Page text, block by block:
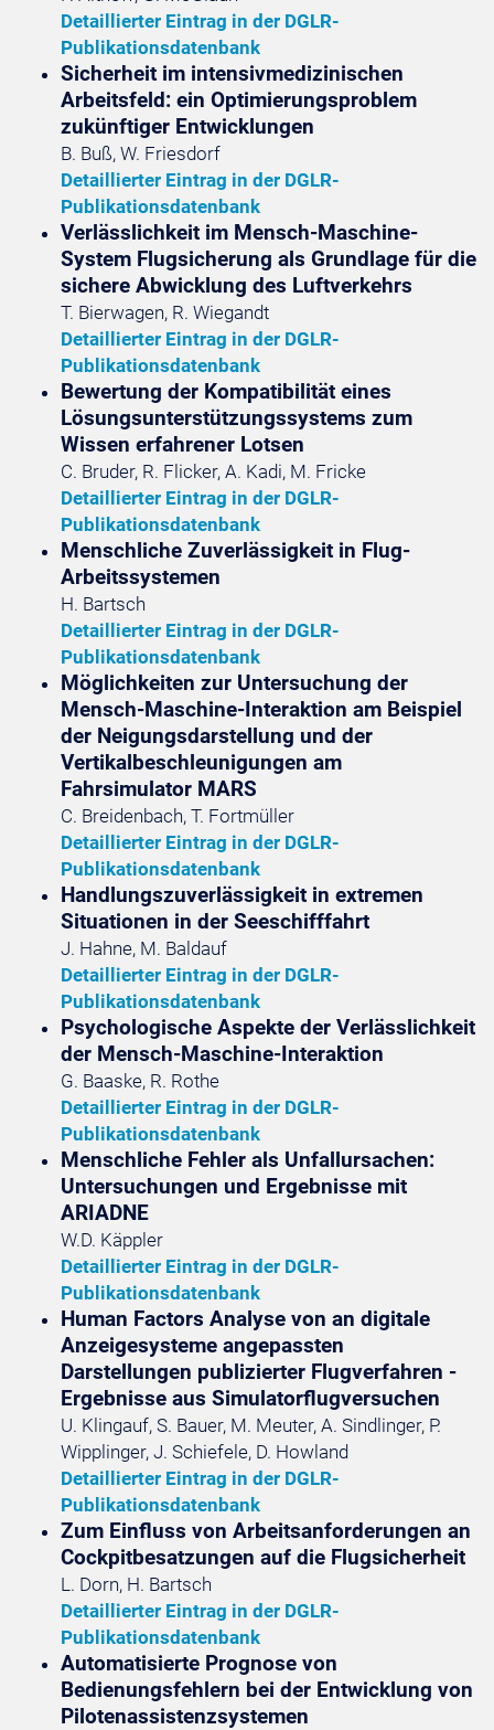
Detaillierter Eintrag in der DGLR-
Publikationsdatenbank
Sicherheit im intensivmedizinischen
Arbeitsfeld: ein Optimierungsproblem
zukünftiger Entwicklungen
B. Buß, W. Friesdorf
Detaillierter Eintrag in der DGLR-
Publikationsdatenbank
Verlässlichkeit im Mensch-Maschine-
System Flugsicherung als Grundlage für die
sichere Abwicklung des Luftverkehrs
T. Bierwagen, R. Wiegandt
Detaillierter Eintrag in der DGLR-
Publikationsdatenbank
Bewertung der Kompatibilität eines
Lösungsunterstützungssystems zum
Wissen erfahrener Lotsen
C. Bruder, R. Flicker, A. Kadi, M. Fricke
Detaillierter Eintrag in der DGLR-
Publikationsdatenbank
Menschliche Zuverlässigkeit in Flug-
Arbeitssystemen
H. Bartsch
Detaillierter Eintrag in der DGLR-
Publikationsdatenbank
Möglichkeiten zur Untersuchung der
Mensch-Maschine-Interaktion am Beispiel
der Neigungsdarstellung und der
Vertikalbeschleunigungen am
Fahrsimulator MARS
C. Breidenbach, T. Fortmüller
Detaillierter Eintrag in der DGLR-
Publikationsdatenbank
Handlungszuverlässigkeit in extremen
Situationen in der Seeschifffahrt
J. Hahne, M. Baldauf
Detaillierter Eintrag in der DGLR-
Publikationsdatenbank
Psychologische Aspekte der Verlässlichkeit
der Mensch-Maschine-Interaktion
G. Baaske, R. Rothe
Detaillierter Eintrag in der DGLR-
Publikationsdatenbank
Menschliche Fehler als Unfallursachen:
Untersuchungen und Ergebnisse mit
ARIADNE
W.D. Käppler
Detaillierter Eintrag in der DGLR-
Publikationsdatenbank
Human Factors Analyse von an digitale
Anzeigesysteme angepassten
Darstellungen publizierter Flugverfahren -
Ergebnisse aus Simulatorflugversuchen
U. Klingauf, S. Bauer, M. Meuter, A. Sindlinger, P.
Wipplinger, J. Schiefele, D. Howland
Detaillierter Eintrag in der DGLR-
Publikationsdatenbank
Zum Einfluss von Arbeitsanforderungen an
Cockpitbesatzungen auf die Flugsicherheit
L. Dorn, H. Bartsch
Detaillierter Eintrag in der DGLR-
Publikationsdatenbank
Automatisierte Prognose von
Bedienungsfehlern bei der Entwicklung von
Pilotenassistenzsystemen